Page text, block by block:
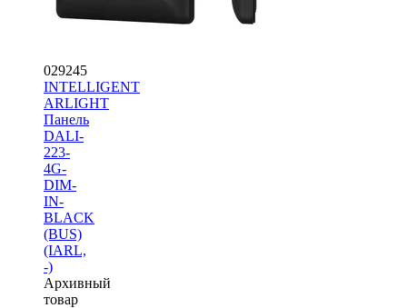
029245
INTELLIGENT
ARLIGHT
Панель
DALI-
223-
4G-
DIM-
IN-
BLACK
(BUS)
(IARL,
-)
Архивный
товар